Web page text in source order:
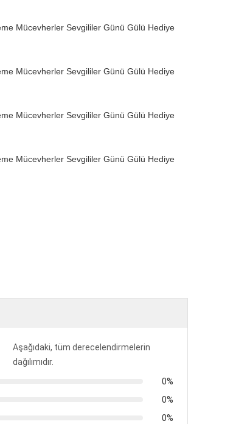
Aşağıdaki, tüm derecelendirmelerin
dağılımıdır.
0%
0%
0%